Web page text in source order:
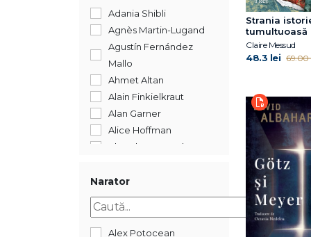
2012
2009
Adania Shibli
Agnès Martin-Lugand
Agustín Fernández
Mallo
Ahmet Altan
Alain Finkielkraut
Alan Garner
Alice Hoffman
Almudena Grandes
Annie Ernaux
Araminta Hall
Asha Lemmie
Augustin Cupşa
Narator
Alex Potocean
Strania
tumultuoasă
Claire Messud
48.3 lei 69.00